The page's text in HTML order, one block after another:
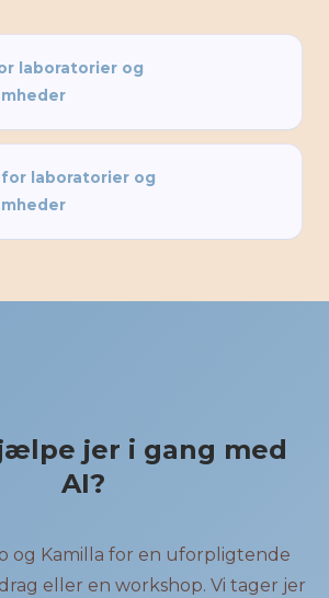
laboratorier og
for laboratorier og
jer i gang med
AI?
og Kamilla for en uforpligtende
eller en workshop. Vi tager jer